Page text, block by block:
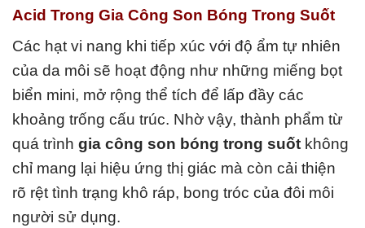
Acid Trong Gia Công Son Bóng Trong Suốt
Các hạt vi nang khi tiếp xúc với độ ẩm tự nhiên
của da môi sẽ hoạt động như những miếng bọt
biển mini, mở rộng thể tích để lấp đầy các
khoảng trống cấu trúc. Nhờ vậy, thành phẩm từ
quá trình gia công son bóng trong suốt không
chỉ mang lại hiệu ứng thị giác mà còn cải thiện
rõ rệt tình trạng khô ráp, bong tróc của đôi môi
người sử dụng.